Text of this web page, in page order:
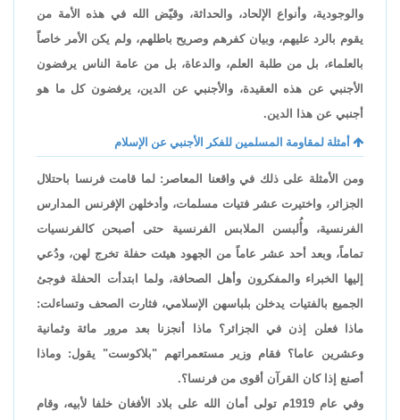
والوجودية، وأنواع الإلحاد، والحداثة، وقيّض الله في هذه الأمة من
يقوم بالرد عليهم، وبيان كفرهم وصريح باطلهم، ولم يكن الأمر خاصاً
بالعلماء، بل من طلبة العلم، والدعاة، بل من عامة الناس يرفضون
الأجنبي عن هذه العقيدة، والأجنبي عن الدين، يرفضون كل ما هو
أجنبي عن هذا الدين.
أمثلة لمقاومة المسلمين للفكر الأجنبي عن الإسلام
ومن الأمثلة على ذلك في واقعنا المعاصر: لما قامت فرنسا باحتلال
الجزائر، واختيرت عشر فتيات مسلمات، وأدخلهن الإفرنس المدارس
الفرنسية، وأُلبسن الملابس الفرنسية حتى أصبحن كالفرنسيات
تماماً، وبعد أحد عشر عاماً من الجهود هيئت حفلة تخرج لهن، ودُعي
إليها الخبراء والمفكرون وأهل الصحافة، ولما ابتدأت الحفلة فوجئ
الجميع بالفتيات يدخلن بلباسهن الإسلامي، فثارت الصحف وتساءلت:
ماذا فعلن إذن في الجزائر؟ ماذا أنجزنا بعد مرور مائة وثمانية
وعشرين عاما؟ فقام وزير مستعمراتهم "بلاكوست" يقول: وماذا
أصنع إذا كان القرآن أقوى من فرنسا؟.
وفي عام 1919م تولى أمان الله على بلاد الأفغان خلفا لأبيه، وقام